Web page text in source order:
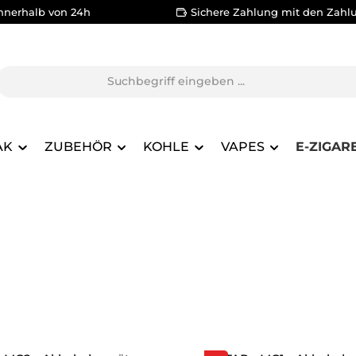
von 24h Sichere Zahlung mit den
ZUBEHÖR KOHLE VAPES E-